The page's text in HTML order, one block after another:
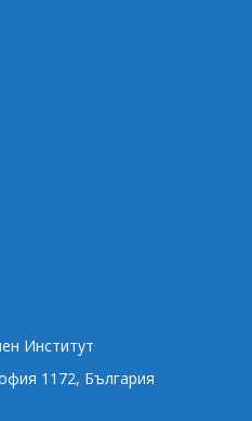
Институт
1172, България